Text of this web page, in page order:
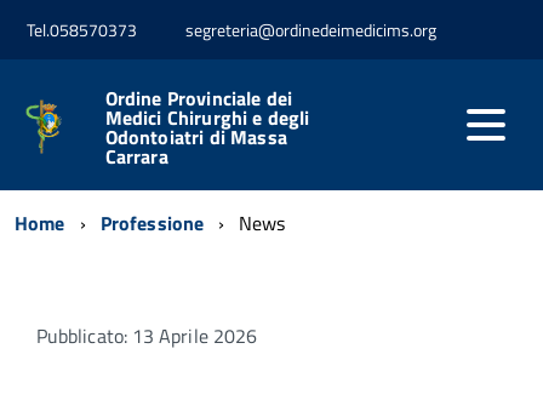
Tel.058570373 segreteria@ordinedeimedicims.org
Ordine Provinciale dei
Medici Chirurghi e degli
Odontoiatri di Massa
Carrara
Home Professione News
Pubblicato: 13 Aprile 2026